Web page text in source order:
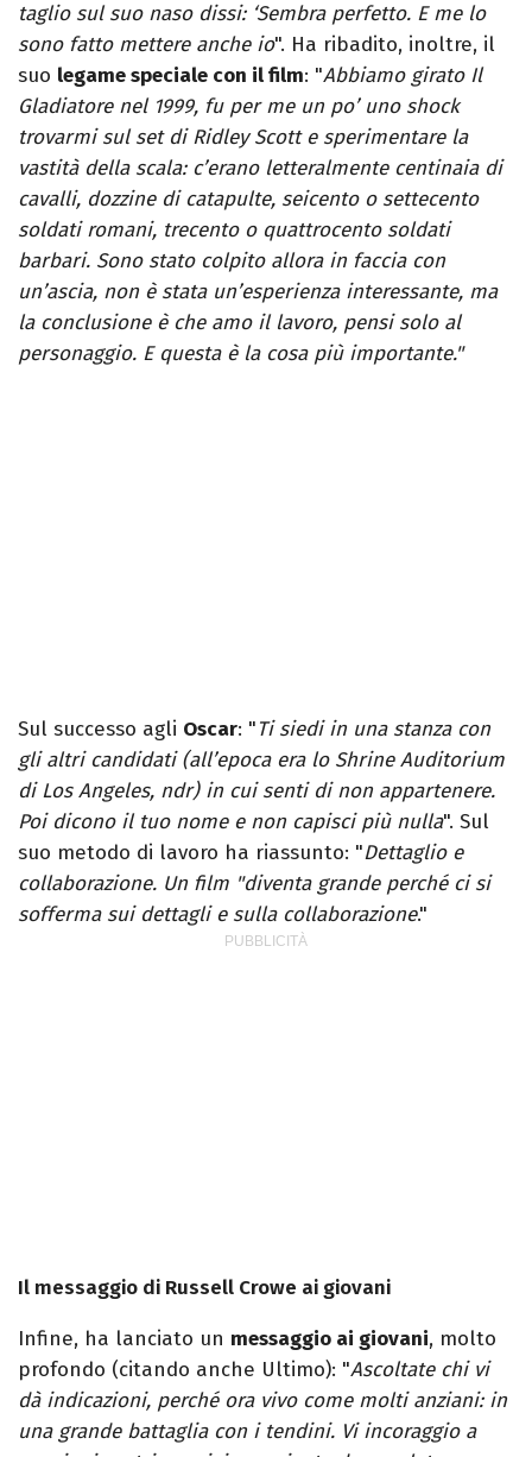
taglio sul suo naso dissi: ‘Sembra perfetto. E me lo
sono fatto mettere anche io". Ha ribadito, inoltre, il
suo legame speciale con il film: "Abbiamo girato Il
Gladiatore nel 1999, fu per me un po’ uno shock
trovarmi sul set di Ridley Scott e sperimentare la
vastità della scala: c’erano letteralmente centinaia di
cavalli, dozzine di catapulte, seicento o settecento
soldati romani, trecento o quattrocento soldati
barbari. Sono stato colpito allora in faccia con
un’ascia, non è stata un’esperienza interessante, ma
la conclusione è che amo il lavoro, pensi solo al
personaggio. E questa è la cosa più importante."
Sul successo agli Oscar: "Ti siedi in una stanza con
gli altri candidati (all’epoca era lo Shrine Auditorium
di Los Angeles, ndr) in cui senti di non appartenere.
Poi dicono il tuo nome e non capisci più nulla". Sul
suo metodo di lavoro ha riassunto: "Dettaglio e
collaborazione. Un film "diventa grande perché ci si
sofferma sui dettagli e sulla collaborazione."
Il messaggio di Russell Crowe ai giovani
Infine, ha lanciato un messaggio ai giovani, molto
profondo (citando anche Ultimo): "Ascoltate chi vi
dà indicazioni, perché ora vivo come molti anziani: in
una grande battaglia con i tendini. Vi incoraggio a